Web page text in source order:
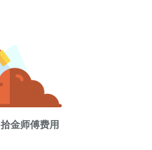
拾金师傅费用